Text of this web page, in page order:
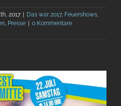
2017 | Das war 2017, Feuershows
Presse | 0 Kommentare